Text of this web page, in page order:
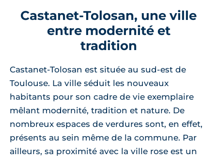
Castanet-Tolosan, une ville
entre modernité et
tradition
Castanet-Tolosan est située au sud-est de
Toulouse. La ville séduit les nouveaux
habitants pour son cadre de vie exemplaire
mêlant modernité, tradition et nature. De
nombreux espaces de verdures sont, en effet,
présents au sein même de la commune. Par
ailleurs, sa proximité avec la ville rose est un